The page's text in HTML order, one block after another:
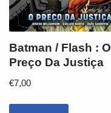
Batman / Flash : O
Preço Da Justiça
€7,00